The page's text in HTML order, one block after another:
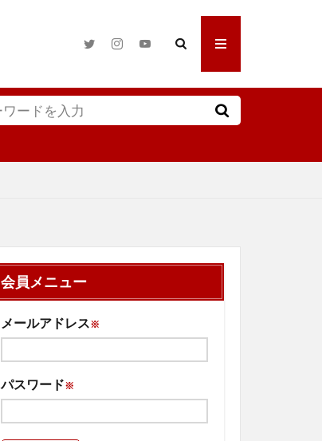
会員メニュー
メールアドレス※
パスワード※